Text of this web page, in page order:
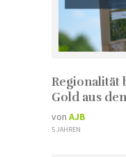
Regionalität
Gold aus
von AJB
5 JAHREN